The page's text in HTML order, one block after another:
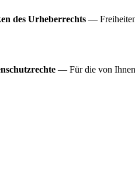
des Urheberrechts —
— Für die von Ihnen